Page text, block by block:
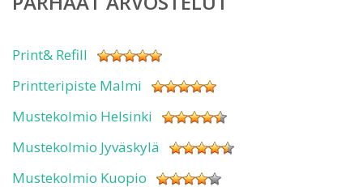
Print& Refill
Printteripiste Malmi
Mustekolmio Helsinki
Mustekolmio Jyväskylä
Mustekolmio Kuopio